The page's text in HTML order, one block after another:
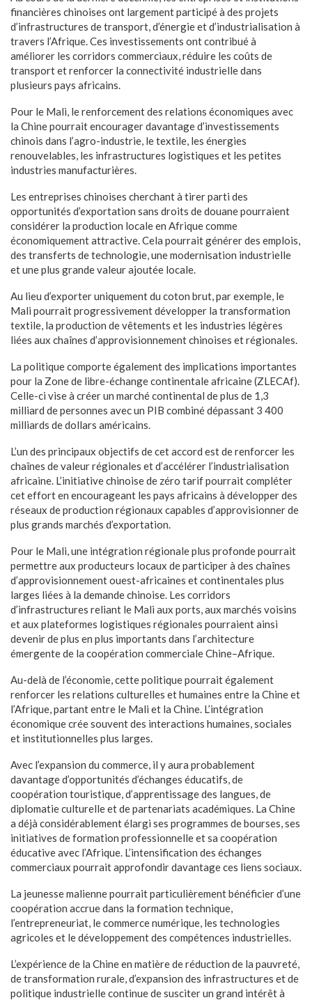
financières chinoises ont largement participé à des projets
d’infrastructures de transport, d’énergie et d’industrialisation à
travers l’Afrique. Ces investissements ont contribué à
améliorer les corridors commerciaux, réduire les coûts de
transport et renforcer la connectivité industrielle dans
plusieurs pays africains.
Pour le Mali, le renforcement des relations économiques avec
la Chine pourrait encourager davantage d’investissements
chinois dans l’agro-industrie, le textile, les énergies
renouvelables, les infrastructures logistiques et les petites
industries manufacturières.
Les entreprises chinoises cherchant à tirer parti des
opportunités d’exportation sans droits de douane pourraient
considérer la production locale en Afrique comme
économiquement attractive. Cela pourrait générer des emplois,
des transferts de technologie, une modernisation industrielle
et une plus grande valeur ajoutée locale.
Au lieu d’exporter uniquement du coton brut, par exemple, le
Mali pourrait progressivement développer la transformation
textile, la production de vêtements et les industries légères
liées aux chaînes d’approvisionnement chinoises et régionales.
La politique comporte également des implications importantes
pour la Zone de libre-échange continentale africaine (ZLECAf).
Celle-ci vise à créer un marché continental de plus de 1,3
milliard de personnes avec un PIB combiné dépassant 3 400
milliards de dollars américains.
L’un des principaux objectifs de cet accord est de renforcer les
chaînes de valeur régionales et d’accélérer l’industrialisation
africaine. L’initiative chinoise de zéro tarif pourrait compléter
cet effort en encourageant les pays africains à développer des
réseaux de production régionaux capables d’approvisionner de
plus grands marchés d’exportation.
Pour le Mali, une intégration régionale plus profonde pourrait
permettre aux producteurs locaux de participer à des chaînes
d’approvisionnement ouest-africaines et continentales plus
larges liées à la demande chinoise. Les corridors
d’infrastructures reliant le Mali aux ports, aux marchés voisins
et aux plateformes logistiques régionales pourraient ainsi
devenir de plus en plus importants dans l’architecture
émergente de la coopération commerciale Chine–Afrique.
Au-delà de l’économie, cette politique pourrait également
renforcer les relations culturelles et humaines entre la Chine et
l’Afrique, partant entre le Mali et la Chine. L’intégration
économique crée souvent des interactions humaines, sociales
et institutionnelles plus larges.
Avec l’expansion du commerce, il y aura probablement
davantage d’opportunités d’échanges éducatifs, de
coopération touristique, d’apprentissage des langues, de
diplomatie culturelle et de partenariats académiques. La Chine
a déjà considérablement élargi ses programmes de bourses, ses
initiatives de formation professionnelle et sa coopération
éducative avec l’Afrique. L’intensification des échanges
commerciaux pourrait approfondir davantage ces liens sociaux.
La jeunesse malienne pourrait particulièrement bénéficier d’une
coopération accrue dans la formation technique,
l’entrepreneuriat, le commerce numérique, les technologies
agricoles et le développement des compétences industrielles.
L’expérience de la Chine en matière de réduction de la pauvreté,
de transformation rurale, d’expansion des infrastructures et de
politique industrielle continue de susciter un grand intérêt à